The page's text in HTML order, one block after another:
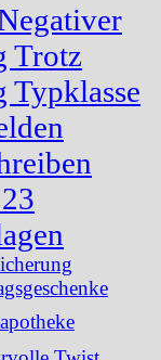
Trotz
Typklasse